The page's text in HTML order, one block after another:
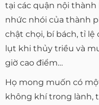
tại các quận nội
nhức nhói của thành
chật chọi, bí bách, tỉ
lụt khi thủy triều và
giờ cao điểm…
Họ mong muốn có
không khí trong lành,